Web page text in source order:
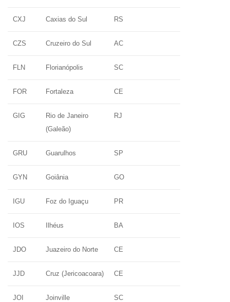
CXJ Caxias do Sul RS
CZS Cruzeiro do Sul AC
FLN Florianópolis SC
FOR Fortaleza CE
GIG
Rio de Janeiro
(Galeão)
RJ
GRU Guarulhos SP
GYN Goiânia GO
IGU Foz do Iguaçu PR
IOS Ilhéus BA
JDO Juazeiro do Norte CE
JJD Cruz (Jericoacoara) CE
JOI Joinville SC